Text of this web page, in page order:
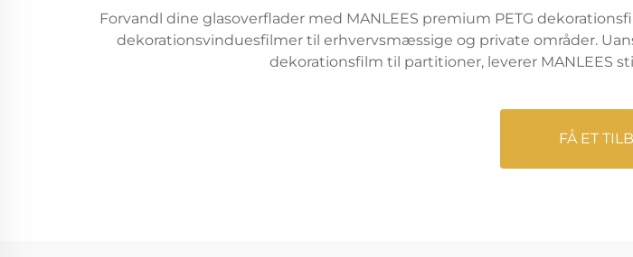
Forvandl dine glasoverflader med MANLEES premium PETG
dekorationsvinduesfilmer til erhvervsmæssige og private områder.
dekorationsfilm til partitioner, leverer MANLEES
FÅ ET